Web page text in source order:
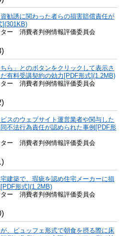
勧誘に関わった者らの損害賠償責任が
](301KB)
ター 消費者判例情報評価委員会
ら」とのボタンをクリックして表示さ
有料受講契約の効力[PDF形式](1.2MB)
ター 消費者判例情報評価委員会
スのウェブサイト運営業者や関与した
不法行為責任が認められた事例[PDF形
ター 消費者判例情報評価委員会
建築で、瑕疵を認め住宅メーカーに損
形式](1.2MB)
ター 消費者判例情報評価委員会
、ビュッフェ形式で朝食を摂る際に床